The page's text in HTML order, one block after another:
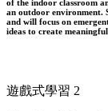
of the indoor classroom
an outdoor environment.
and will focus on
ideas to create
遊戲式學習 2